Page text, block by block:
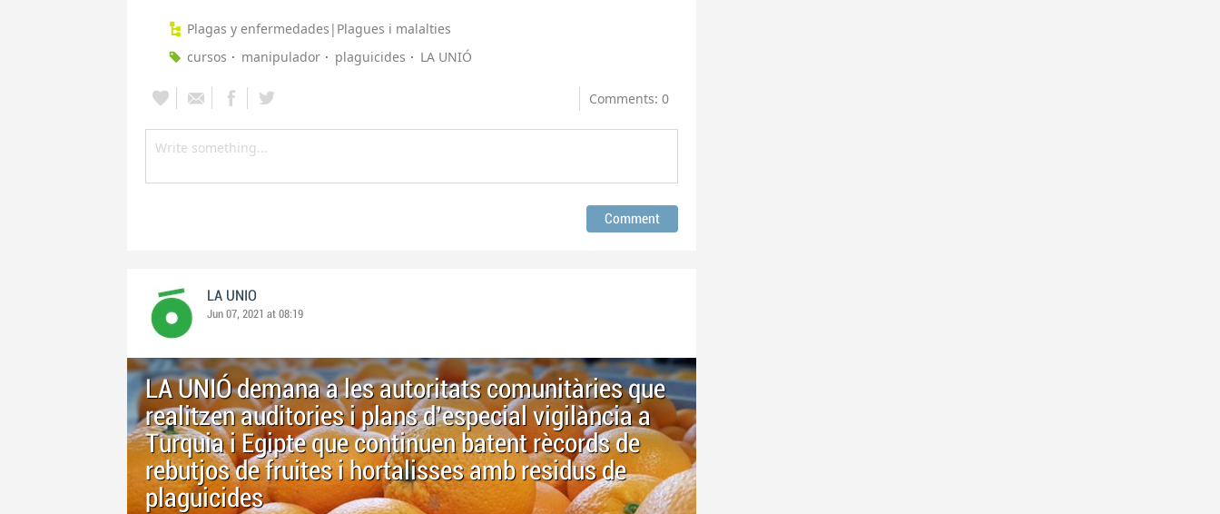
Plagas y enfermedades|Plagues i malalties
cursos
manipulador plaguicides LA UNIÓ
Comments: 0
LA UNIO
Jun 07, 2021 at 08:19
LA UNIÓ demana a les autoritats comunitàries que
realitzen auditories i plans d'especial vigilància a
Turquia i Egipte que continuen batent rècords de
rebutjos de fruites i hortalisses amb residus de
plaguicides